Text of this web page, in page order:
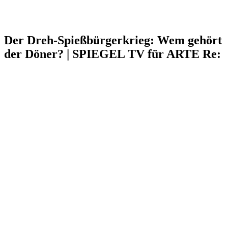
Der Dreh-Spießbürgerkrieg: Wem gehört
der Döner? | SPIEGEL TV für ARTE Re: